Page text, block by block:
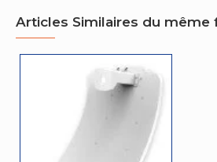
65 W
Niveau de gain de
Articles Similaires du même